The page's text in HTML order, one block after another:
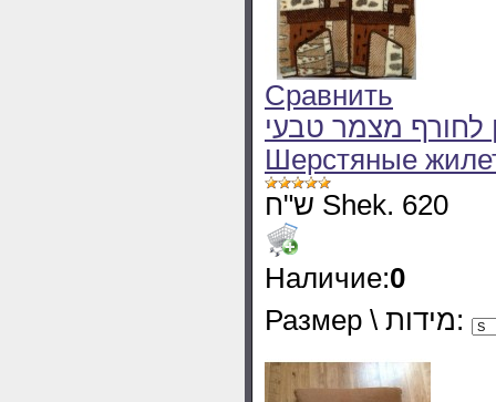
Сравнить
לחורף מצמר טבעי -
Шерстяные
ש"ח Shek. 620
Наличие:0
Размер \ מידות: